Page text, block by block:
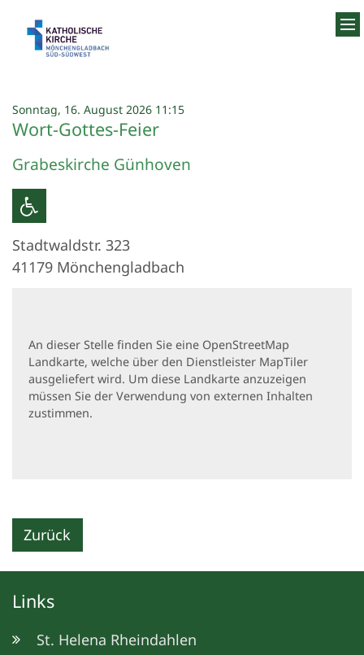
Sonntag, 16. August 2026 11:15:
Wort-Gottes-Feier
Grabeskirche Günhoven
Stadtwaldstr. 323
41179 Mönchengladbach
An dieser Stelle finden Sie eine OpenStreetMap
Landkarte, welche über den Dienstleister MapTiler
ausgeliefert wird. Um diese Landkarte anzuzeigen
müssen Sie der Verwendung von externen Inhalten
zustimmen.
Zurück
Links
St. Helena Rheindahlen